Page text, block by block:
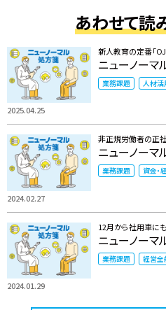
あわせて読
2025.04.25
新人教育の定番「
ニューノーマ
業務課題 人材活
2024.02.27
非正規労働者の正
ニューノーマ
業務課題 資金・
2024.01.29
12月から社用車に
ニューノーマ
業務課題 経営全